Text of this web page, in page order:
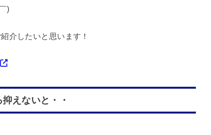
)
介したいと思います！
えないと・・